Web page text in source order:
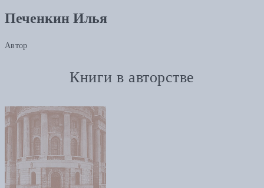
Печенкин Илья
Автор
Книги в авторстве